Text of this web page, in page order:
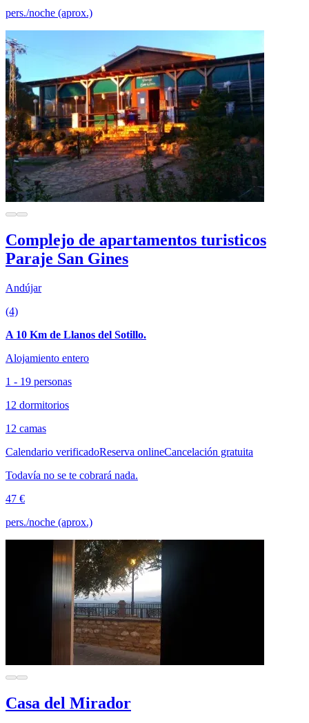
pers./noche (aprox.)
Complejo de apartamentos turisticos
Paraje San Gines
Andújar
(4)
A 10 Km de Llanos del Sotillo.
Alojamiento entero
1 - 19 personas
12 dormitorios
12 camas
Calendario verificadoReserva onlineCancelación gratuita
Todavía no se te cobrará nada.
47 €
pers./noche (aprox.)
Casa del Mirador